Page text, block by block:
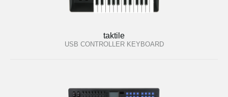
taktile
USB CONTROLLER KEYBOARD